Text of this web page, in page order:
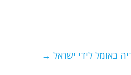
באומל לידי ישראל →